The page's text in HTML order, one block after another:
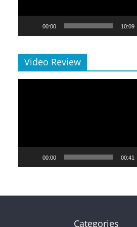
00:00 10:09
Video Review
00:00 00:41
Categories